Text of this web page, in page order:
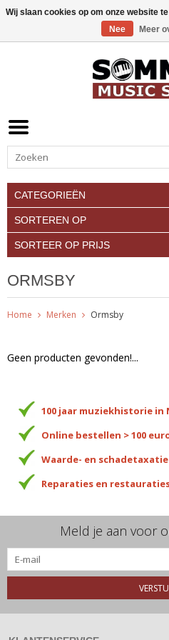
CATEGORIEËN
SORTEREN OP
SORTEER OP PRIJS
ORMSBY
Home Merken Ormsby
Geen producten gevonden!...
100 jaar muziekhistorie in
Online bestellen > 100
Waarde- en
Reparaties en
Meld je aan voor
Wij slaan cookies op om onze website
Nee
Meer